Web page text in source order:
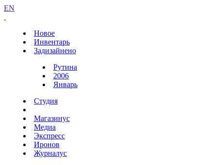
EN
Новое
Инвентарь
Задизайнено
Рутина
2006
Январь
Студия
Магазинус
Медиа
Экспресс
Иронов
Журналус